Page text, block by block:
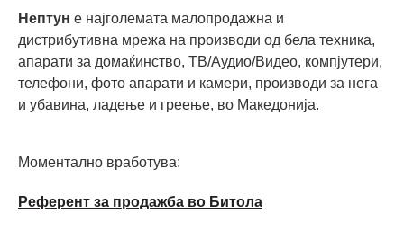
Нептун е најголемата малопродажна и
дистрибутивна мрежа на производи од бела техника,
апарати за домаќинство, ТВ/Аудио/Видео, компјутери,
телефони, фото апарати и камери, производи за нега
и убавина, ладење и греење, во Македонијa.
Моментално вработува:
Референт за продажба во Битола